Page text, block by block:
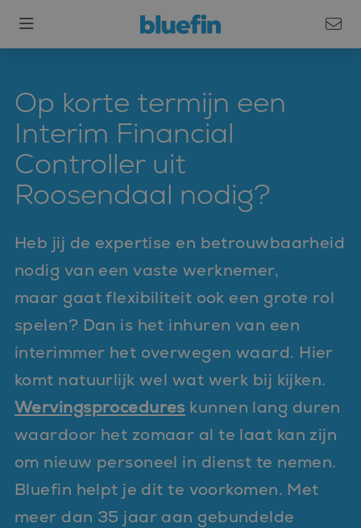
Op korte termijn een
Interim Financial
Controller uit
Roosendaal nodig?
Heb jij de expertise en betrouwbaarheid
nodig van een vaste werknemer,
maar gaat flexibiliteit ook een grote rol
spelen? Dan is het inhuren van een
interimmer het overwegen waard. Hier
komt natuurlijk wel wat werk bij kijken.
Wervingsprocedures kunnen lang duren
waardoor het zomaar al te laat kan zijn
om nieuw personeel in dienst te nemen.
Bluefin helpt je dit te voorkomen. Met
meer dan 35 jaar aan gebundelde